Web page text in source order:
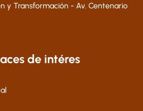
y Transformación - Av. Centenario
de intéres